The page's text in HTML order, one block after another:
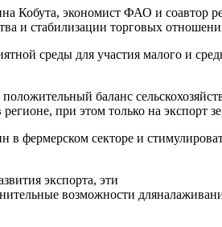
Кобута, экономист ФАО и соавтор
и стабилизации торговых
среды для участия малого и
баланс
при этом только на экспорт
секторе и
экспорта, эти
возможности